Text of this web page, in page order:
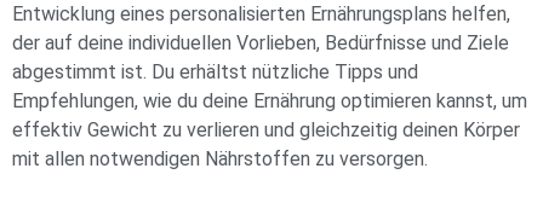
Entwicklung eines personalisierten Ernährungsplans helfen,
der auf deine individuellen Vorlieben, Bedürfnisse und Ziele
abgestimmt ist. Du erhältst nützliche Tipps und
Empfehlungen, wie du deine Ernährung optimieren kannst, um
effektiv Gewicht zu verlieren und gleichzeitig deinen Körper
mit allen notwendigen Nährstoffen zu versorgen.